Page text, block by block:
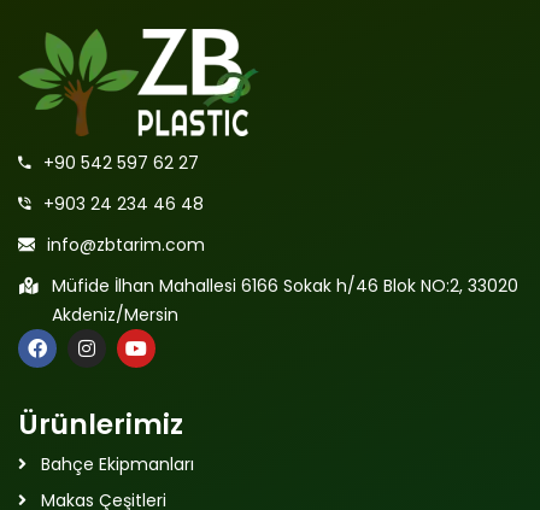
+90 542 597 62 27
+903 24 234 46 48
info@zbtarim.com
Müfide İlhan Mahallesi 6166 Sokak h/46 Blok NO:2, 33020
Akdeniz/Mersin
Ürünlerimiz
Bahçe Ekipmanları
Makas Çeşitleri